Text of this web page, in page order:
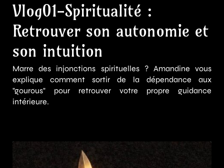
Vlog01-Spiritualité :
Retrouver son autonomie et
son intuition
Marre des injonctions spirituelles ? Amandine vous
explique comment sortir de la dépendance aux
"gourous" pour retrouver votre propre guidance
intérieure.